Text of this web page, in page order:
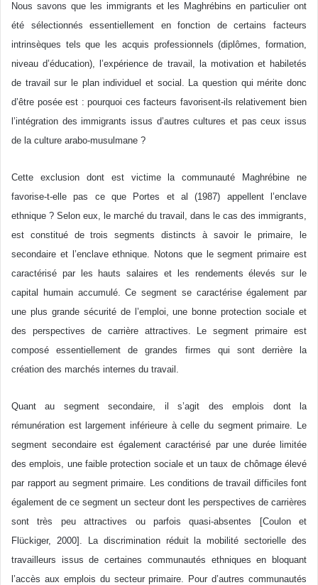
Nous savons que les immigrants et les Maghrébins en particulier ont
été sélectionnés essentiellement en fonction de certains facteurs
intrinsèques tels que les acquis professionnels (diplômes, formation,
niveau d’éducation), l’expérience de travail, la motivation et habiletés
de travail sur le plan individuel et social. La question qui mérite donc
d’être posée est : pourquoi ces facteurs favorisent-ils relativement bien
l’intégration des immigrants issus d’autres cultures et pas ceux issus
de la culture arabo-musulmane ?
Cette exclusion dont est victime la communauté Maghrébine ne
favorise-t-elle pas ce que Portes et al (1987) appellent l’enclave
ethnique ? Selon eux, le marché du travail, dans le cas des immigrants,
est constitué de trois segments distincts à savoir le primaire, le
secondaire et l’enclave ethnique. Notons que le segment primaire est
caractérisé par les hauts salaires et les rendements élevés sur le
capital humain accumulé. Ce segment se caractérise également par
une plus grande sécurité de l’emploi, une bonne protection sociale et
des perspectives de carrière attractives. Le segment primaire est
composé essentiellement de grandes firmes qui sont derrière la
création des marchés internes du travail.
Quant au segment secondaire, il s’agit des emplois dont la
rémunération est largement inférieure à celle du segment primaire. Le
segment secondaire est également caractérisé par une durée limitée
des emplois, une faible protection sociale et un taux de chômage élevé
par rapport au segment primaire. Les conditions de travail difficiles font
également de ce segment un secteur dont les perspectives de carrières
sont très peu attractives ou parfois quasi-absentes [Coulon et
Flückiger, 2000]. La discrimination réduit la mobilité sectorielle des
travailleurs issus de certaines communautés ethniques en bloquant
l’accès aux emplois du secteur primaire. Pour d’autres communautés